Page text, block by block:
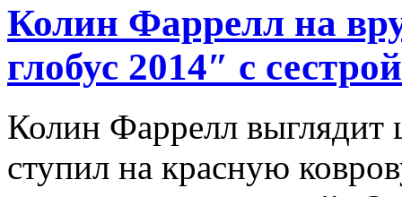
Колин Фаррелл на
глобус 2014″ с
Колин Фаррелл выглядит
ступил на красную